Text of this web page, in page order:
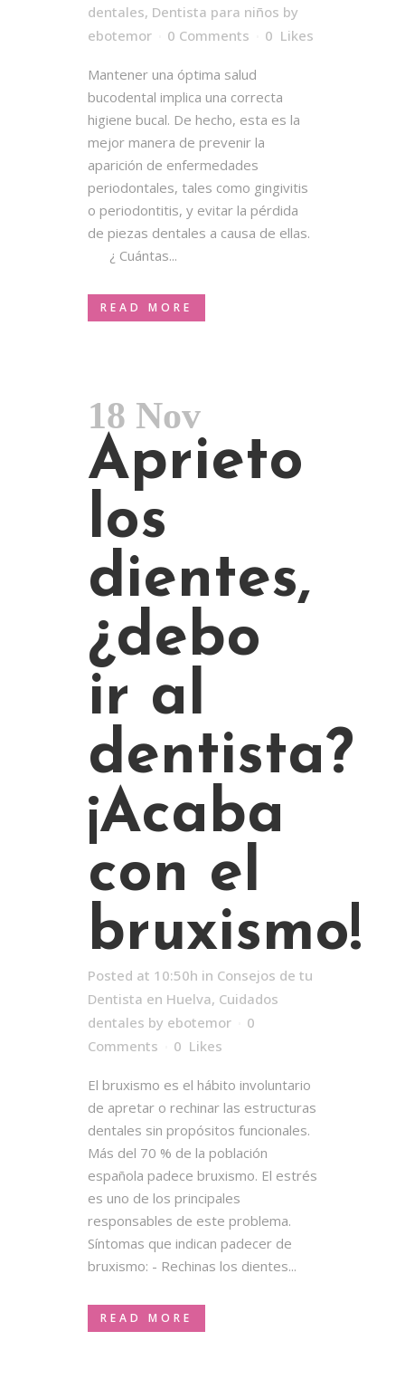
dentales, Dentista para niños by
ebotemor
0 Comments 0 Likes
Mantener una óptima salud
bucodental implica una correcta
higiene bucal. De hecho, esta es la
mejor manera de prevenir la
aparición de enfermedades
periodontales, tales como gingivitis
o periodontitis, y evitar la pérdida
de piezas dentales a causa de ellas.
¿ Cuántas...
READ MORE
18 Nov
Aprieto
los
dientes,
¿debo
ir al
dentista?
¡Acaba
con el
bruxismo!
Posted at 10:50h in Consejos de tu
Dentista en Huelva, Cuidados
dentales by ebotemor
0
Comments
0 Likes
El bruxismo es el hábito involuntario
de apretar o rechinar las estructuras
dentales sin propósitos funcionales.
Más del 70 % de la población
española padece bruxismo. El estrés
es uno de los principales
responsables de este problema.
Síntomas que indican padecer de
bruxismo: - Rechinas los dientes...
READ MORE